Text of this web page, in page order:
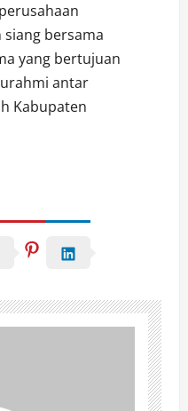
bersama
yang bertujuan
antar
Kabupaten